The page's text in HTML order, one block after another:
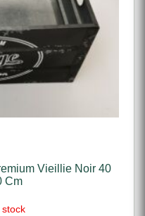
Vieillie Noir 40
Cm